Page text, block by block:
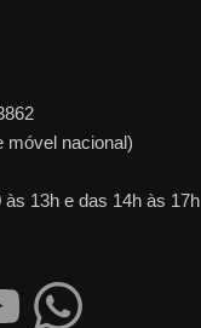
móvel nacional)
13h e das 14h às 17h